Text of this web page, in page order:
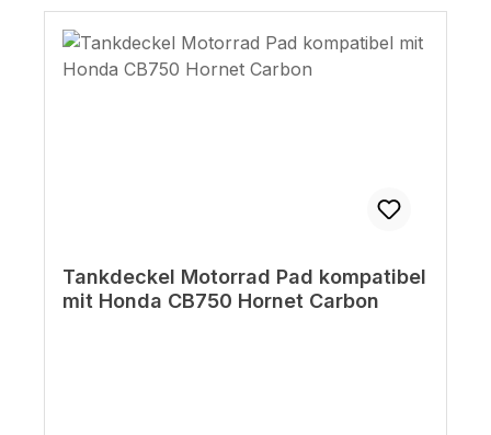
Tankdeckel Motorrad Pad kompatibel
mit Honda CB750 Hornet Carbon